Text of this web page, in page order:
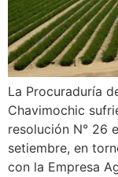
La Procuraduría
Chavimochic
resolución N° 26
setiembre, en
con la Empresa